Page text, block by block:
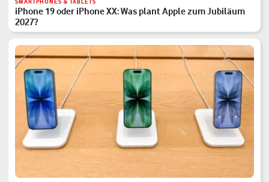
SMARTPHONES & TABLETS
iPhone 19 oder iPhone XX: Was plant Apple zum Jubiläum
2027?